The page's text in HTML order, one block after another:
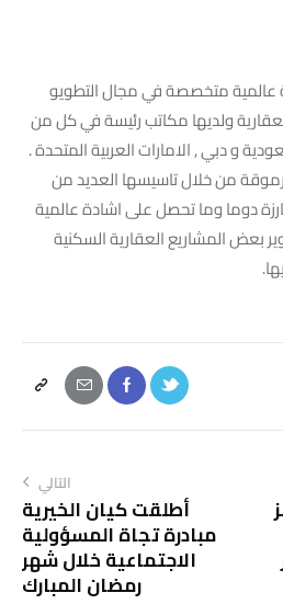
متخصصة في مجال التطويو
ولديها مكاتب رئيسة في كل من
و دبي , الامارات العربية المتحدة .
من خلال تاسيسها العديد من
دوما وما تحصل على اشادة عالمية
بعض المشاريع العقارية السكنية
التالي
أطلقت كيان الخيرية
مبادرة تجاة المسؤولية
الاجتماعية خلال شهر
رمضان المبارك